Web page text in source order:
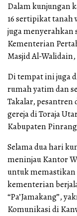
Dalam kunjungan
16 sertipikat tanah
juga
Kementerian
Masjid Al-
Di tempat ini juga
rumah yatim dan
Takalar, pesantren
gereja di Toraja
Kabupaten
Selama dua hari
meninjau Kantor
untuk memastikan
kementerian
“Pa’Jamakang”,
Komunikasi di